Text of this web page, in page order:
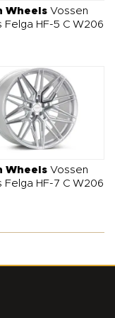
Wheels Vossen
Felga HF-5 C W206
Wheels Vossen
Felga HF-7 C W206